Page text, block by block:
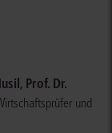
, Prof. Dr.
und